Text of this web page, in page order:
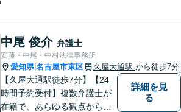
隣接士業や不動産会社との緊
密な連携を実現！【初回相談
無料】
中尾 俊介 弁護士
安藤・中尾・中村法律事務所
愛知県|名古屋市東区 久屋大通駅 から徒歩7分
【久屋大通駅徒歩7分】【24
時間予約受付】複数弁護士が
在籍で、あらゆる観点から丁
詳細を見
る